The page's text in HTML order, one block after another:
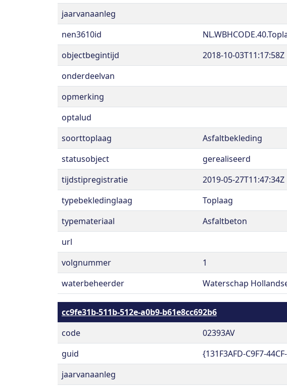
jaarvanaanleg
nen3610id
objectbegintijd
2018-10-03T11:17:58Z
onderdeelvan
opmerking
optalud
soorttoplaag
Asfaltbekleding
statusobject
gerealiseerd
tijdstipregistratie
2019-05-27T11:47:34Z
typebekledinglaag
Toplaag
typemateriaal
Asfaltbeton
url
volgnummer
1
waterbeheerder
Waterschap
cc9fe31b-511b-512e-a0b9-b61e8cc692b6
code
02393AV
guid
{131F3AFD-C9F7-
jaarvanaanleg